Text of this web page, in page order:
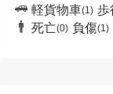
軽貨物車(1) 歩
死亡(0) 負傷(1)